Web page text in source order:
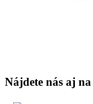
Nájdete nás aj na